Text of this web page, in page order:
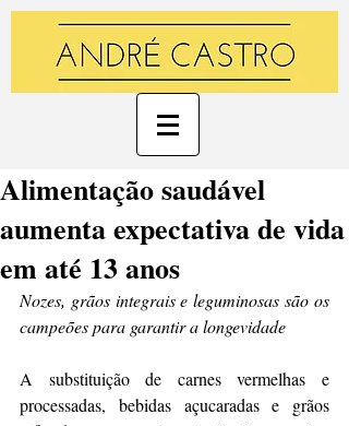
Alimentação saudável
aumenta expectativa de vida
em até 13 anos
Nozes, grãos integrais e leguminosas são os
campeões para garantir a longevidade
A substituição de carnes vermelhas e
processadas, bebidas açucaradas e grãos